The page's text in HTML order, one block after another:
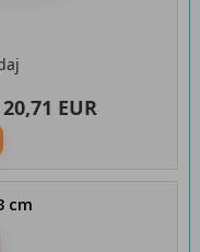
20,71 EUR
cm